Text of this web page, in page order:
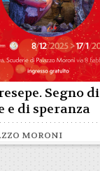
Segno di
e di speranza
MORONI